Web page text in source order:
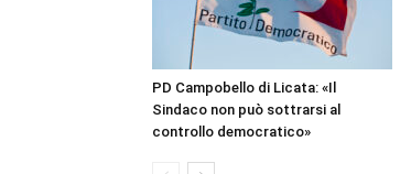
PD Campobello di Licata: «Il
Sindaco non può sottrarsi al
controllo democratico»